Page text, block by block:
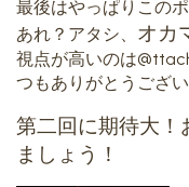
最後はやっぱりこのポ
あれ？アタシ、 オカ
視点が高いのは
つもありがとうござい
第二回に期待大！
ましょう！